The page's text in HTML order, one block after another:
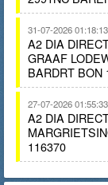
31-07-2026 01:18:13
A2 DIA
GRAAF
BARDRT BON
27-07-2026 01:55:33
A2 DIA
116370